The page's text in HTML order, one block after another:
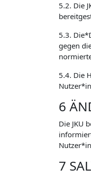
5.2. Die
5.3.
gegen
5.4. Die
6
Die JKU
7